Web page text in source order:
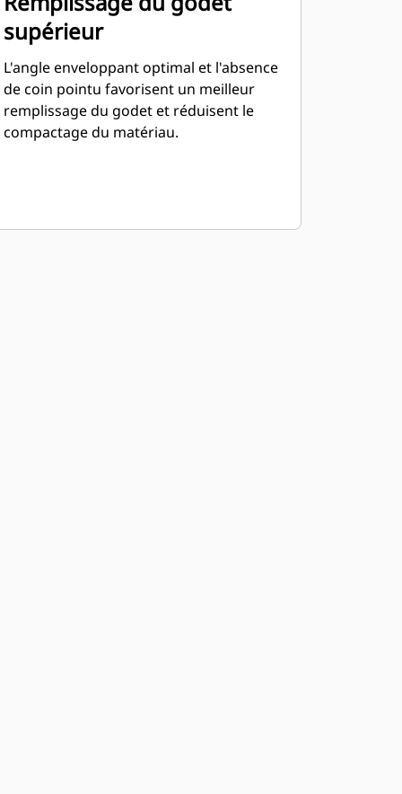
supérieur
L'angle enveloppant optimal et l'absence
de coin pointu favorisent un meilleur
remplissage du godet et réduisent le
compactage du matériau.